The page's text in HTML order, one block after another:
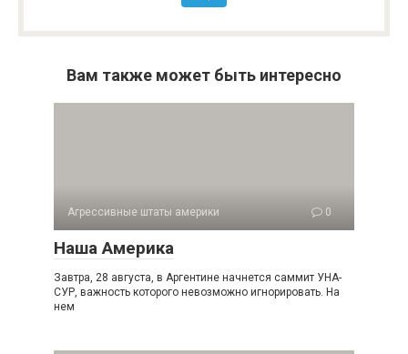
Вам также может быть интересно
Агрессивные штаты америки 0
Наша Америка
Завтра, 28 августа, в Аргентине начнется саммит УНА-
СУР, важность которого невозможно игнорировать. На
нем